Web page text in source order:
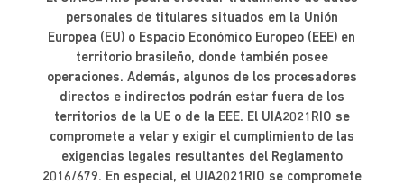
personales de titulares situados em la Unión
Europea (EU) o Espacio Económico Europeo (EEE) en
territorio brasileño, donde también posee
operaciones. Además, algunos de los procesadores
directos e indirectos podrán estar fuera de los
territorios de la UE o de la EEE. El UIA2021RIO se
compromete a velar y exigir el cumplimiento de las
exigencias legales resultantes del Reglamento
2016/679. En especial, el UIA2021RIO se compromete